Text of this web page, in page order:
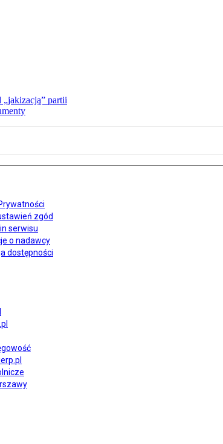
„jakizacją” partii
zgód
serwisu
o nadawcy
dostępności